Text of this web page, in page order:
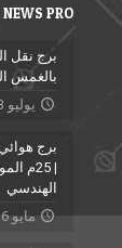
NEWS PRO
برج نقل
بالغمس
يوليو 13, 2026
برج هوائي
الهندسي
مايو 16, 2026